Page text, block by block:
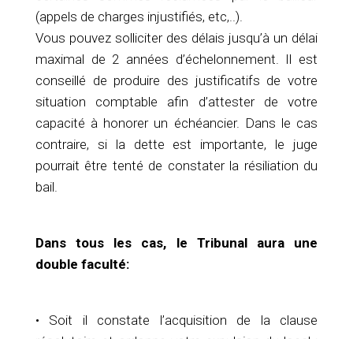
(appels de charges injustifiés, etc,..).
Vous pouvez solliciter des délais jusqu’à un délai
maximal de 2 années d’échelonnement. Il est
conseillé de produire des justificatifs de votre
situation comptable afin d’attester de votre
capacité à honorer un échéancier. Dans le cas
contraire, si la dette est importante, le juge
pourrait être tenté de constater la résiliation du
bail.
Dans tous les cas, le Tribunal aura une
double faculté:
• Soit il constate l’acquisition de la clause